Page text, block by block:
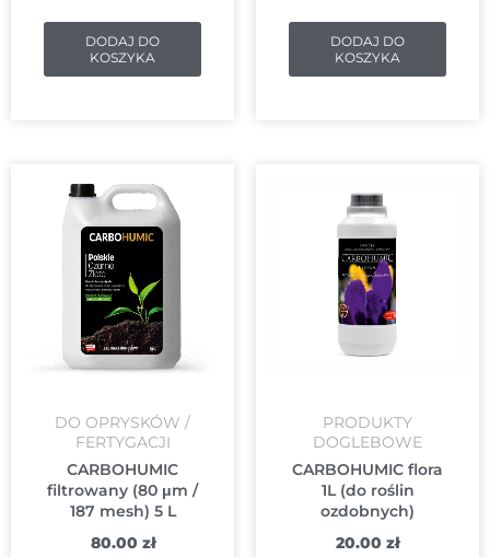
DODAJ DO
KOSZYKA
DODAJ DO
KOSZYKA
DO OPRYSKÓW /
FERTYGACJI
CARBOHUMIC
filtrowany (80 μm /
187 mesh) 5 L
80.00 zł
PRODUKTY
DOGLEBOWE
CARBOHUMIC flora
1L (do roślin
ozdobnych)
20.00 zł